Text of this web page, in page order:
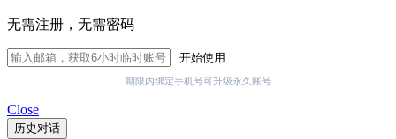
无需注册，无需密码
开始使用
期限内绑定手机号可升级永久账号
Close
历史对话